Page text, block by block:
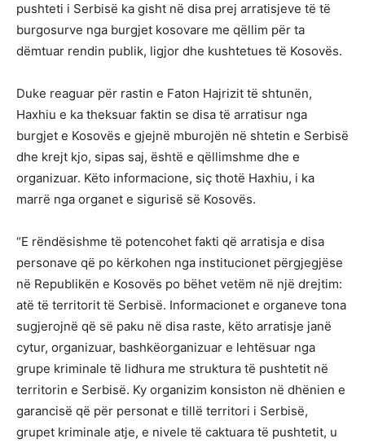
pushteti i Serbisë ka gisht në disa prej arratisjeve të të
burgosurve nga burgjet kosovare me qëllim për ta
dëmtuar rendin publik, ligjor dhe kushtetues të Kosovës.
Duke reaguar për rastin e Faton Hajrizit të shtunën,
Haxhiu e ka theksuar faktin se disa të arratisur nga
burgjet e Kosovës e gjejnë mburojën në shtetin e Serbisë
dhe krejt kjo, sipas saj, është e qëllimshme dhe e
organizuar. Këto informacione, siç thotë Haxhiu, i ka
marrë nga organet e sigurisë së Kosovës.
“E rëndësishme të potencohet fakti që arratisja e disa
personave që po kërkohen nga institucionet përgjegjëse
në Republikën e Kosovës po bëhet vetëm në një drejtim:
atë të territorit të Serbisë. Informacionet e organeve tona
sugjerojnë që së paku në disa raste, këto arratisje janë
cytur, organizuar, bashkëorganizuar e lehtësuar nga
grupe kriminale të lidhura me struktura të pushtetit në
territorin e Serbisë. Ky organizim konsiston në dhënien e
garancisë që për personat e tillë territori i Serbisë,
grupet kriminale atje, e nivele të caktuara të pushtetit, u